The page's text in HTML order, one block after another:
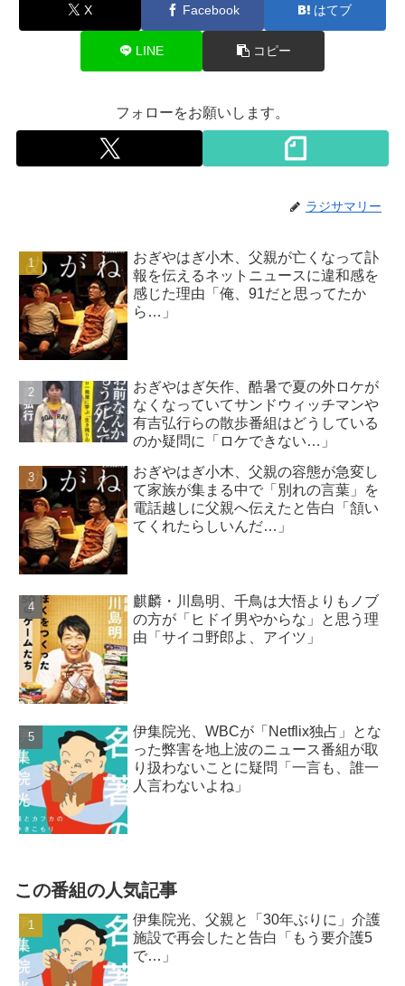
X Facebook はてブ
LINE コピー
フォローをお願いします。
ラジサマリー
おぎやはぎ小木、父親が亡くなって訃
報を伝えるネットニュースに違和感を
感じた理由「俺、91だと思ってたか
ら…」
おぎやはぎ矢作、酷暑で夏の外ロケが
なくなっていてサンドウィッチマンや
有吉弘行らの散歩番組はどうしている
のか疑問に「ロケできない…」
おぎやはぎ小木、父親の容態が急変し
て家族が集まる中で「別れの言葉」を
電話越しに父親へ伝えたと告白「頷い
てくれたらしいんだ…」
麒麟・川島明、千鳥は大悟よりもノブ
の方が「ヒドイ男やからな」と思う理
由「サイコ野郎よ、アイツ」
伊集院光、WBCが「Netflix独占」とな
った弊害を地上波のニュース番組が取
り扱わないことに疑問「一言も、誰一
人言わないよね」
この番組の人気記事
伊集院光、父親と「30年ぶりに」介護
施設で再会したと告白「もう要介護5
で…」